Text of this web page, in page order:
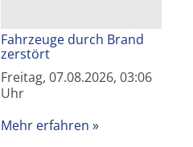
Fahrzeuge durch Brand
zerstört
Freitag, 07.08.2026, 03:06
Uhr
Mehr erfahren